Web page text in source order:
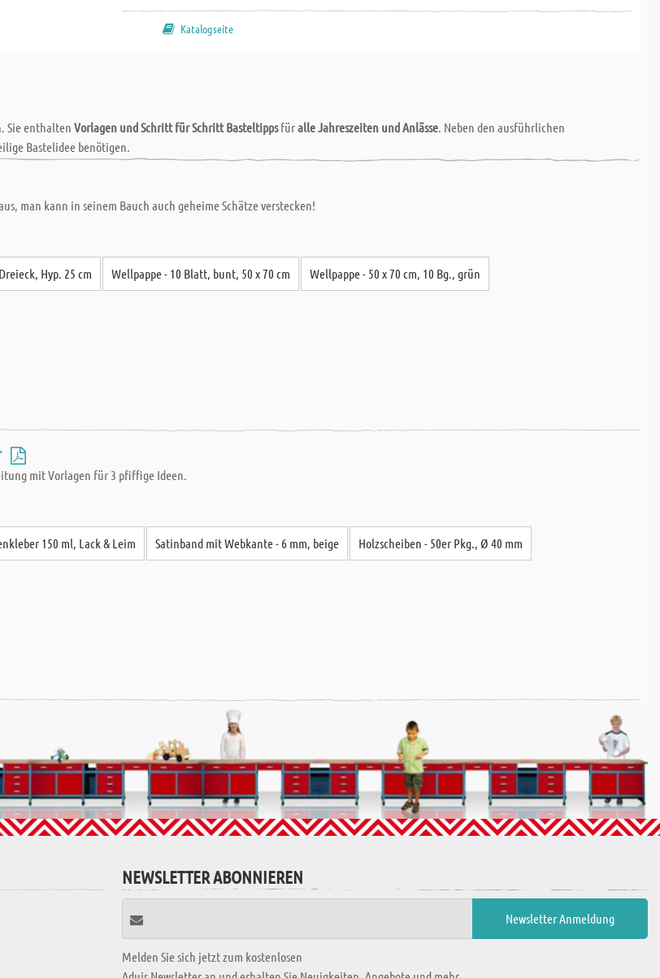
Katalogseite
Sie enthalten Vorlagen und Schritt für Schritt Basteltippsfüralle Jahreszeiten und Anlässe. Neben den ausführlichen
Bastelidee benötigen.
man kann in seinem Bauch auch geheime Schätze verstecken!
Hyp. 25 cm Wellpappe - 10 Blatt, bunt, 50 x 70 cm Wellpappe - 50 x 70 cm, 10 Bg., grün
mit Vorlagen für 3 pfiffige Ideen.
150 ml, Lack & Leim Satinband mit Webkante - 6 mm, beige Holzscheiben - 50er Pkg., Ø 40 mm
NEWSLETTER ABONNIEREN
Melden Sie sich jetzt zum kostenlosen